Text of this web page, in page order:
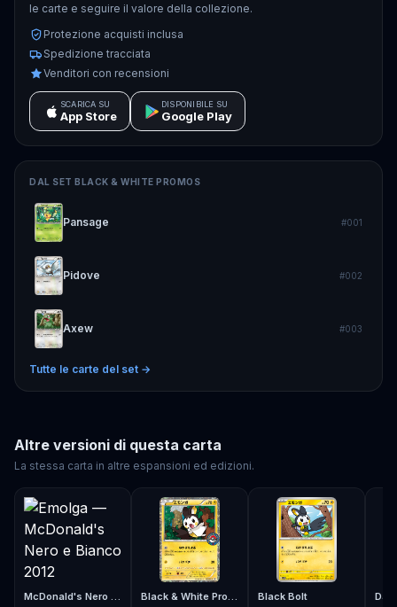
le carte e seguire il valore della collezione.
Protezione acquisti inclusa
Spedizione tracciata
Venditori con recensioni
SCARICA SU
App Store
DISPONIBILE SU
Google Play
DAL SET BLACK & WHITE PROMOS
Pansage #001
Pidove #002
Axew #003
Tutte le carte del set →
Altre versioni di questa carta
La stessa carta in altre espansioni ed edizioni.
McDonald's Nero e Bianco 2012 Black & White Promos Black Bolt